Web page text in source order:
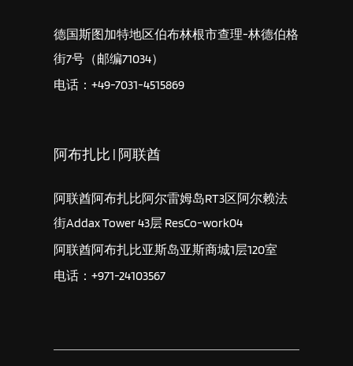
德国斯图加特地区伯布林根市查理-林德伯格
街7号（邮编71034）
电话：+49-7031-4515869
阿布扎比 | 阿联酋
阿联酋阿布扎比阿尔雷姆岛RT3区阿尔赖法
街Addax Tower 43层 ResCo-work04
阿联酋阿布扎比亚斯岛亚斯商城1层120室
电话：+971-24103567